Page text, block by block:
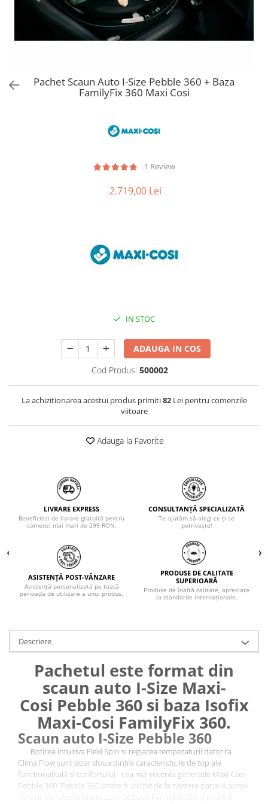
Consultanta Instalare
Jucarii de Sortare
Jucarii de tras
Jucarii din plus
Jucarii Senzoriale
Pachet Scaun Auto I-Size Pebble 360 + Baza
FamilyFix 360 Maxi Cosi
1 Review
2.719,00 Lei
IN STOC
ADAUGA IN COS
Cod Produs: 500002
La achizitionarea acestui produs primiti82Lei pentru comenzile
viitoare
Adauga la Favorite
LIVRARE EXPRESS
Beneficiezi de livrare gratuită pentru
comenzi mai mari de 299 RON.
CONSULTANȚĂ SPECIALIZATĂ
Te ajutăm să alegi ce ți se
potrivește!
ASISTENȚĂ POST-VÂNZARE
Asistență personalizată pe toată
perioada de utilizare a unui produs.
PRODUSE DE CALITATE
SUPERIOARĂ
Produse de înaltă calitate, apreciate
la standarde internaționale.
Descriere
Pachetul este format din
scaun auto I-Size Maxi-
Cosi Pebble 360 si baza Isofix
Maxi-Cosi FamilyFix 360.
Scaun auto I-Size Pebble 360
Rotirea intuitiva Flexi Spin si reglarea temperaturii datorita
Clima Flow sunt doar doua dintre caracteristicile de top ale
functionalitatii si confortului - cea mai recenta generatie Maxi-Cosi
Pebble 360. Pebble 360 ​​poate fi utilizat de la nastere pana la aprox.
15 luni. Se roteste foarte usor pe baza FamilyFix 360 si poate fi